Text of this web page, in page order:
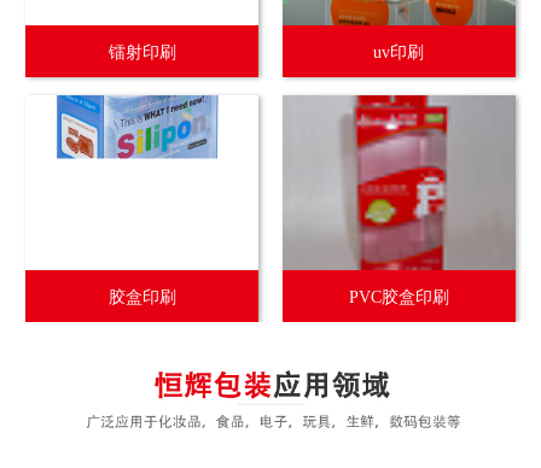
镭射印刷 uv印刷
胶盒印刷 PVC胶盒印刷